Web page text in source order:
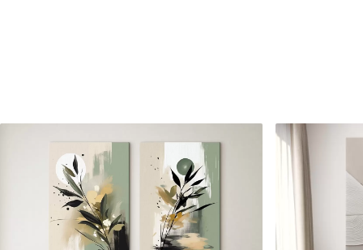
✓
Vászonhatású felület
✗Környezetbarát anyag
✓
Biztonságos,
Vászonhatású felület
Környezetbarát anyag